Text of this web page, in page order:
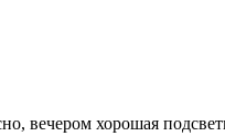
вечером хорошая